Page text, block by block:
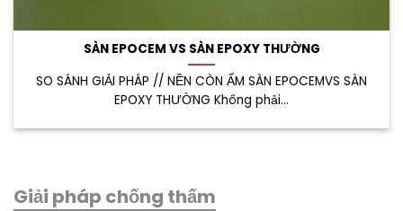
SÀN EPOCEM VS SÀN EPOXY THƯỜNG
SO SÁNH GIẢI PHÁP // NỀN CÒN ẨM SÀN EPOCEMVS SÀN
EPOXY THƯỜNG Không phải...
Giải pháp chống thấm